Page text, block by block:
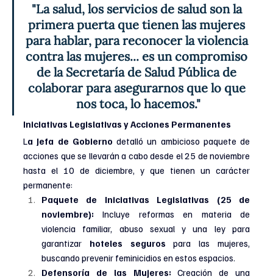
"La salud, los servicios de salud son la
primera puerta que tienen las mujeres
para hablar, para reconocer la violencia
contra las mujeres... es un compromiso
de la Secretaría de Salud Pública de
colaborar para asegurarnos que lo que
nos toca, lo hacemos."
Iniciativas Legislativas y Acciones Permanentes
La Jefa de Gobierno detalló un ambicioso paquete de
acciones que se llevarán a cabo desde el 25 de noviembre
hasta el 10 de diciembre, y que tienen un carácter
permanente:
Paquete de Iniciativas Legislativas (25 de
noviembre): Incluye reformas en materia de
violencia familiar, abuso sexual y una ley para
garantizar hoteles seguros para las mujeres,
buscando prevenir feminicidios en estos espacios.
Defensoría de las Mujeres: Creación de una